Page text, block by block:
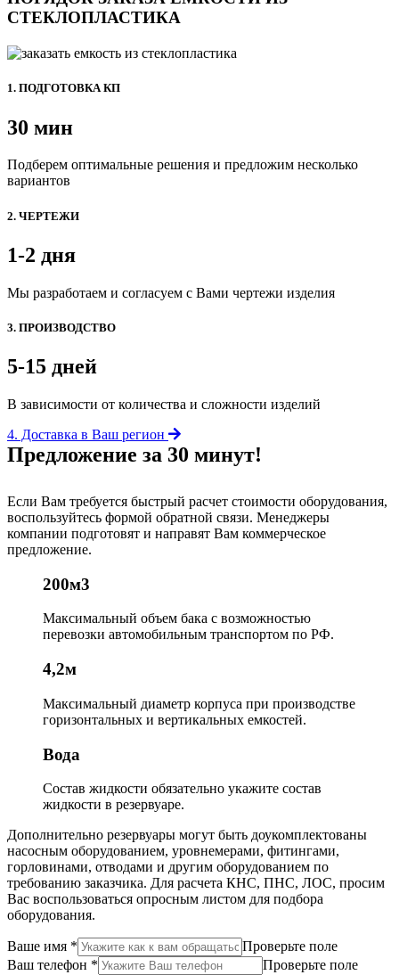
СТЕКЛОПЛАСТИКА
1. ПОДГОТОВКА КП
30 мин
Подберем оптимальные решения и предложим несколько
вариантов
2. ЧЕРТЕЖИ
1-2 дня
Мы разработаем и согласуем с Вами чертежи изделия
3. ПРОИЗВОДСТВО
5-15 дней
В зависимости от количества и сложности изделий
4. Доставка в Ваш регион
Предложение за 30 минут!
Если Вам требуется быстрый расчет стоимости оборудования,
воспользуйтесь формой обратной связи. Менеджеры
компании подготовят и направят Вам коммерческое
предложение.
200м3
Максимальный объем бака с возможностью
перевозки автомобильным транспортом по РФ.
4,2м
Максимальный диаметр корпуса при производстве
горизонтальных и вертикальных емкостей.
Вода
Состав жидкости обязательно укажите состав
жидкости в резервуаре.
Дополнительно резервуары могут быть доукомплектованы
насосным оборудованием, уровнемерами, фитингами,
горловинами, отводами и другим оборудованием по
требованию заказчика. Для расчета КНС, ПНС, ЛОС, просим
Вас воспользоваться опросным листом для подбора
оборудования.
Ваше имя *
Проверьте поле
Ваш телефон *
Проверьте поле